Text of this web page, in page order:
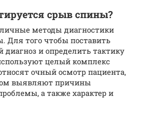
срыв спины?
методы диагностики
Для того чтобы поставить
диагноз и определить тактику
целый комплекс
очный осмотр пациента,
выявляют причины
а также характер и